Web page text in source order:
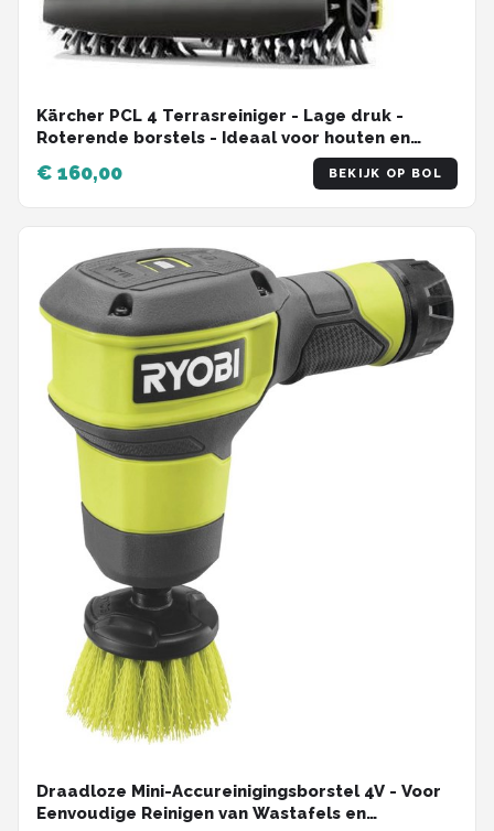
Kärcher PCL 4 Terrasreiniger - Lage druk -
Roterende borstels - Ideaal voor houten en
€ 160,00 BEKIJK OP BOL
Draadloze Mini-Accureinigingsborstel 4V - Voor
Eenvoudige Reinigen van Wastafels en